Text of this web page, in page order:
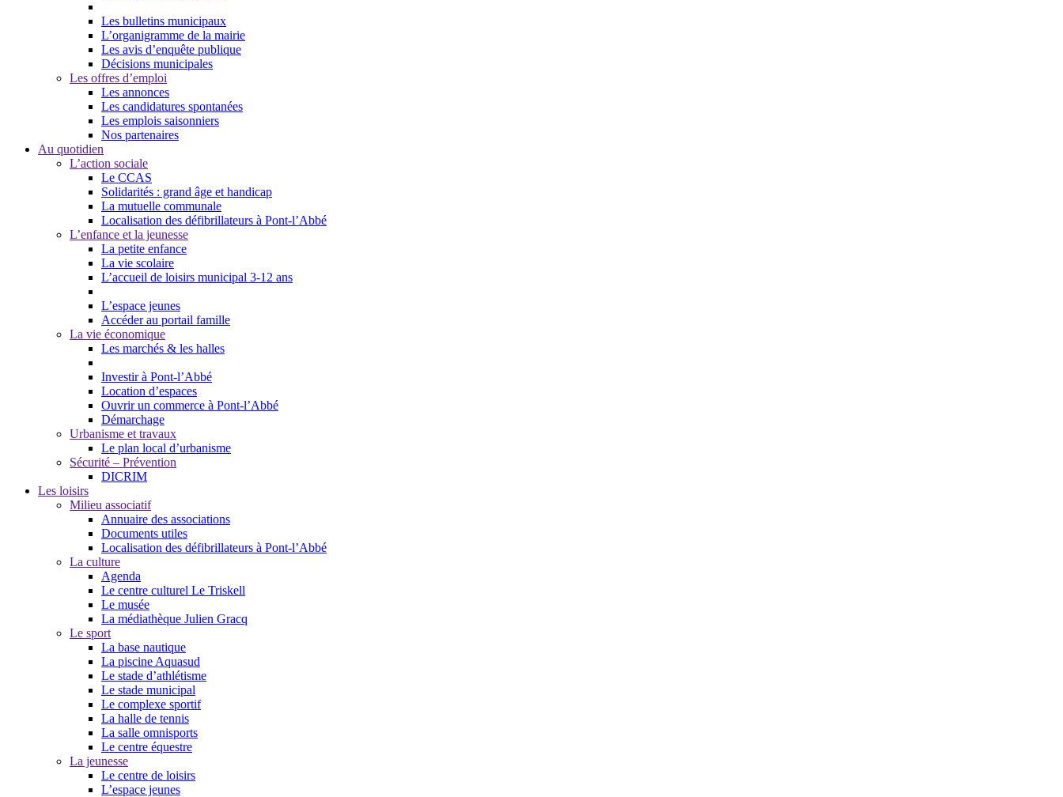
Les bulletins municipaux
L’organigramme de la mairie
Les avis d’enquête publique
Décisions municipales
Les offres d’emploi
Les annonces
Les candidatures spontanées
Les emplois saisonniers
Nos partenaires
Au quotidien
L’action sociale
Le CCAS
Solidarités : grand âge et handicap
La mutuelle communale
Localisation des défibrillateurs à Pont-l’Abbé
L’enfance et la jeunesse
La petite enfance
La vie scolaire
L’accueil de loisirs municipal 3-12 ans
L’espace jeunes
Accéder au portail famille
La vie économique
Les marchés & les halles
Investir à Pont-l’Abbé
Location d’espaces
Ouvrir un commerce à Pont-l’Abbé
Démarchage
Urbanisme et travaux
Le plan local d’urbanisme
Sécurité – Prévention
DICRIM
Les loisirs
Milieu associatif
Annuaire des associations
Documents utiles
Localisation des défibrillateurs à Pont-l’Abbé
La culture
Agenda
Le centre culturel Le Triskell
Le musée
La médiathèque Julien Gracq
Le sport
La base nautique
La piscine Aquasud
Le stade d’athlétisme
Le stade municipal
Le complexe sportif
La halle de tennis
La salle omnisports
Le centre équestre
La jeunesse
Le centre de loisirs
L’espace jeunes